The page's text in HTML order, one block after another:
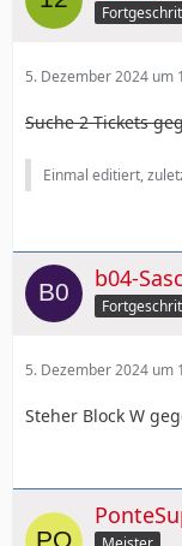
5. Dezember 2024 um
Suche 2 Tickets
Einmal editiert,
b04-
5. Dezember 2024 um
Steher Block W